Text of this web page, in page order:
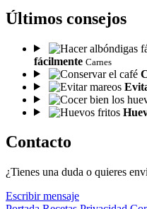
Últimos consejos
fácilmente Carnes
Contacto
¿Tienes una duda o quieres
Escribir mensaje